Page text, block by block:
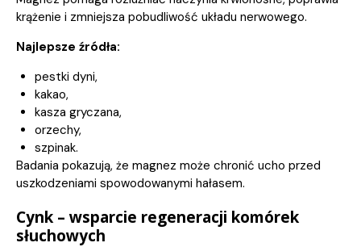
krążenie i zmniejsza pobudliwość układu nerwowego.
Najlepsze źródła:
pestki dyni,
kakao,
kasza gryczana,
orzechy,
szpinak.
Badania pokazują, że magnez może chronić ucho przed
uszkodzeniami spowodowanymi hałasem.
Cynk – wsparcie regeneracji komórek
słuchowych